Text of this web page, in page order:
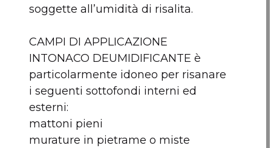
soggette all’umidità di risalita.
CAMPI DI APPLICAZIONE
INTONACO DEUMIDIFICANTE è
particolarmente idoneo per risanare
i seguenti sottofondi interni ed
esterni:
mattoni pieni
murature in pietrame o miste
DEUMIDIFICANTE
Bg 25KG BigMat
BIGMAT kg.25
Nessun articolo da comparare